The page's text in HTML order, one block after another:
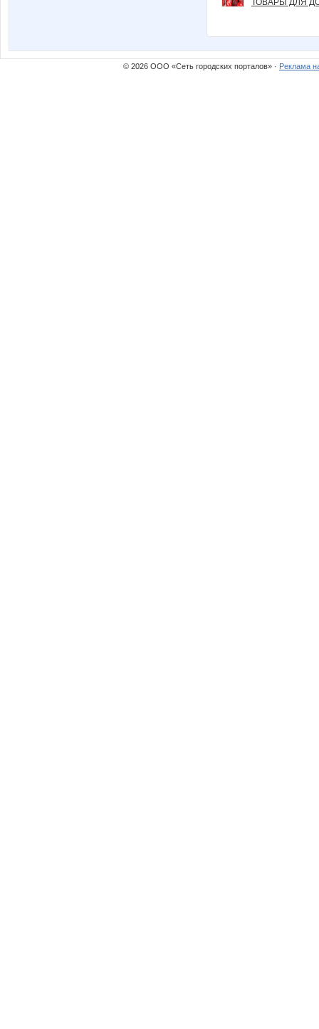
ТОВАРЫ ДЛЯ
© 2026 ООО «Сеть городских порталов» · Реклама